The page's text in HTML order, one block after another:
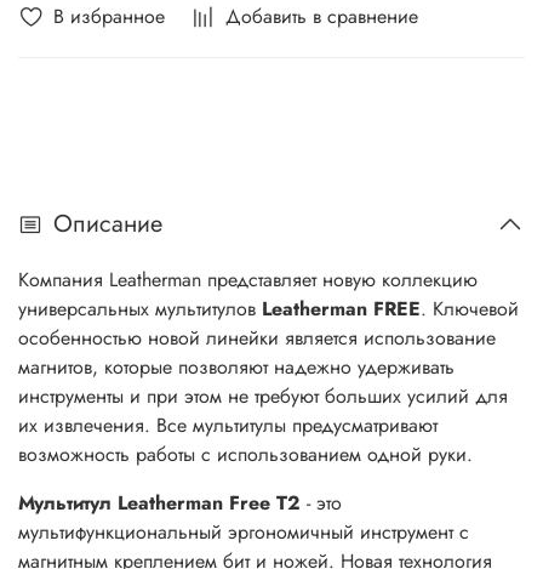
В избранное Добавить в сравнение
Описание
Компания Leatherman представляет новую коллекцию
универсальных мультитулов Leatherman FREE. Ключевой
особенностью новой линейки является использование
магнитов, которые позволяют надежно удерживать
инструменты и при этом не требуют больших усилий для
их извлечения. Все мультитулы предусматривают
возможность работы с использованием одной руки.
Мультитул Leatherman Free T2 - это
мультифункциональный эргономичный инструмент с
магнитным креплением бит и ножей. Новая технология